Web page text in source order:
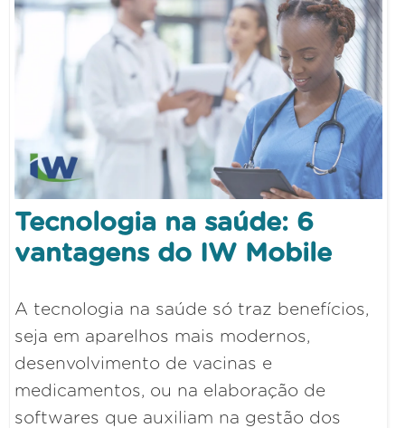
Tecnologia na saúde: 6
vantagens do IW Mobile
A tecnologia na saúde só traz benefícios,
seja em aparelhos mais modernos,
desenvolvimento de vacinas e
medicamentos, ou na elaboração de
softwares que auxiliam na gestão dos